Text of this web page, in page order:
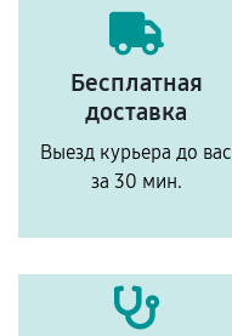
Бесплатная
доставка
Выезд курьера до вас
за 30 мин.